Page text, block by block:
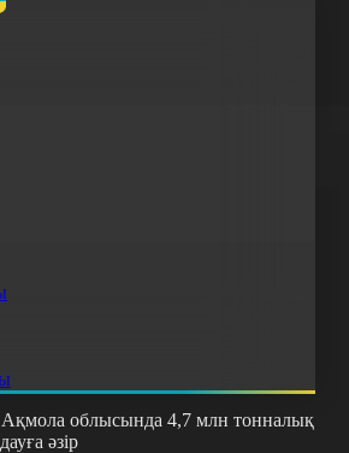
Ақмола облысында 4,7 млн тонналық
әзір